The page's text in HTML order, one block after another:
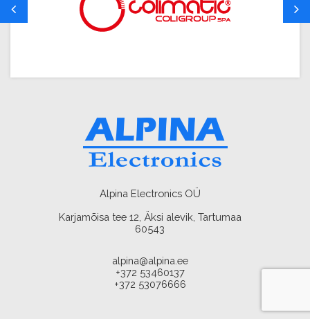
Alpina Electronics OÜ
Karjamõisa tee 12, Äksi alevik, Tartumaa
60543
alpina@alpina.ee
+372 53460137
+372 53076666